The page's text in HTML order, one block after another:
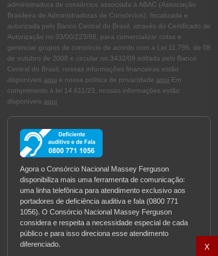
administradora de consórcios associada à ABAC (Associação
Brasileira de Administradoras de Consórcios), fiscalizada e
autorizada pelo Banco Central do Brasil, através do Certificado de
Autorização no 03/00/223/88, para comercializar cotas e
gerenciar grupos de consórcio de acordo com a Lei 11.795, de 08
de outubro de 2008 e circular no 3432/09 editada pelo Banco
Central do Brasil, nossas informações financeiras estão
disponíveis aqui e nossa política de privacidade aqui Em
cumprimento à lei 14.611/23, nossas informações estão
disponíveis aqui
Agora o Consórcio Nacional Massey Ferguson
disponibiliza mais uma ferramenta de comunicação:
uma linha telefônica para atendimento exclusivo aos
portadores de deficiência auditiva e fala (0800 771
1056). O Consórcio Nacional Massey Ferguson
considera e respeita a necessidade especial de cada
público e para isso direciona esse atendimento
diferenciado.
X